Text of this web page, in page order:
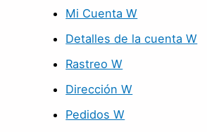
Mi Cuenta W
Detalles de la cuenta W
Rastreo W
Dirección W
Pedidos W